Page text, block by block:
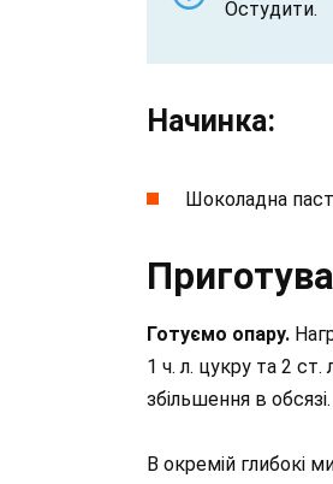
Остудити.
Начинка:
Шоколадна
Готуємо опару.
1 ч. л. цукру та 2
збільшення в обсязі.
В окремій глибокі